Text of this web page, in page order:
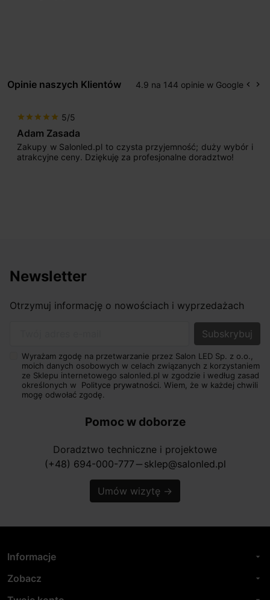
Opinie naszych Klientów 4.9 na 144 opinie w Google keyboard_arrow_left keyboard_arrow_right
star star star star star 5/5
Adam Zasada
Zakupy w Salonled.pl to czysta przyjemność; duży wybór i
atrakcyjne ceny. Dziękuję za profesjonalne doradztwo!
Newsletter
Otrzymuj informację o nowościach i wyprzedażach
Wyrażam zgodę na przetwarzanie przez Salon LED Sp. z o.o.,
moich danych osobowych w celach związanych z korzystaniem
ze Sklepu internetowego salonled.pl w zgodzie i według zasad
określonych w Polityce prywatności. Wiem, że w każdej chwili
mogę odwołać zgodę.
Pomoc w doborze
Doradztwo techniczne i projektowe
(+48) 694-000-777 horizontal_rule sklep@salonled.pl
Umów wizytę →
Informacje arrow_drop_down
Zobacz arrow_drop_down